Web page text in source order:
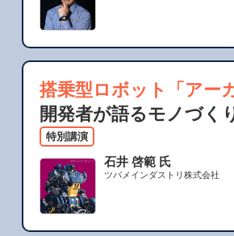
搭乗型ロボット「アー
開発者が語るモノづく
特別講演
石井 啓範 氏
ツバメインダストリ株式会社